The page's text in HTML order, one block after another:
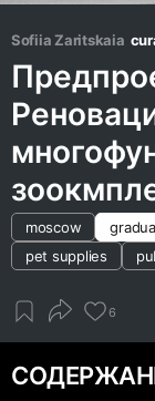
Sofiia Zaritskaia
moscow
pet supplies
6